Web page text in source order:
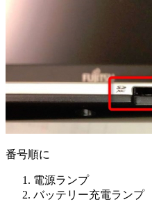
番号順に
電源ランプ
バッテリー充電ランプ